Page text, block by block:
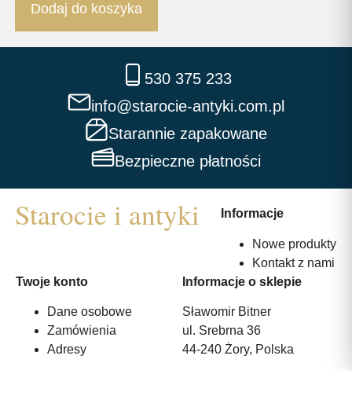
Dodaj do koszyka
530 375 233
info@starocie-antyki.com.pl
Starannie zapakowane
Bezpieczne płatności
Informacje
Nowe produkty
Kontakt z nami
Twoje konto
Dane osobowe
Zamówienia
Adresy
Informacje o sklepie
Sławomir Bitner
ul. Srebrna 36
44-240 Żory, Polska